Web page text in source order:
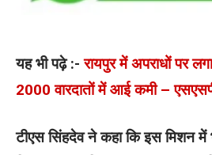
यह भी पढ़े :-रायपुर में अपराधों पर
2000 वारदातों में आई कमी –
टीएस सिंहदेव ने कहा कि इस मिशन में